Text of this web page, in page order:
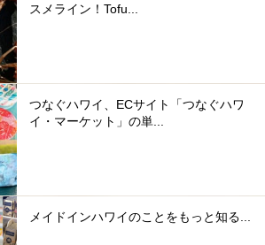
スメライン！Tofu...
つなぐハワイ、ECサイト「つなぐハワ
イ・マーケット」の単...
メイドインハワイのことをもっと知る...